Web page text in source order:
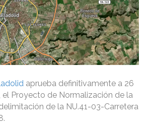
aprueba definitivamente a 26
el Proyecto de Normalización de la
de la NU.41-03-Carretera